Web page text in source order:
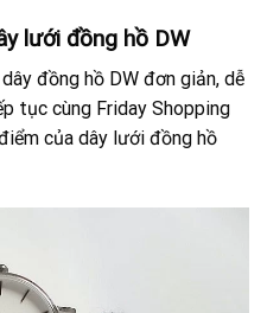
lưới đồng hồ DW
đồng hồ DW đơn giản, dễ
tục cùng Friday Shopping
của dây lưới đồng hồ